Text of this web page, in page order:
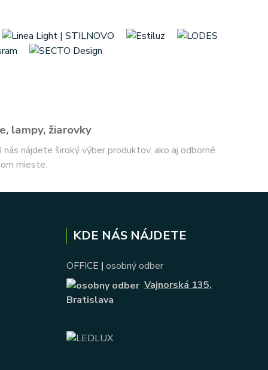
lampy, žiarovky
nájdete široký výber produktov, ako aj odborné
mieste.
KDE NÁS NÁJDETE
OFFICE | osobný odber
Vajnorská 135,
Bratislava